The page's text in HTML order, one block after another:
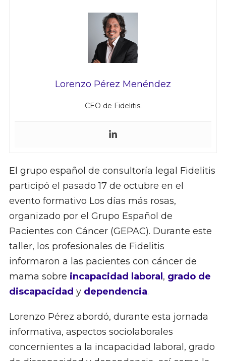
Lorenzo Pérez Menéndez
CEO de Fidelitis.
El grupo español de consultoría legal Fidelitis
participó el pasado 17 de octubre en el
evento formativo Los días más rosas,
organizado por el Grupo Español de
Pacientes con Cáncer (GEPAC). Durante este
taller, los profesionales de Fidelitis
informaron a las pacientes con cáncer de
mama sobre incapacidad laboral , grado de
discapacidad y dependencia.
Lorenzo Pérez abordó, durante esta jornada
informativa, aspectos sociolaborales
concernientes a la incapacidad laboral, grado